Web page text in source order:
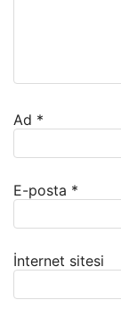
Ad *
E-posta *
İnternet sitesi